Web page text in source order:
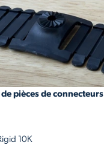
de pièces de connecteurs
10K